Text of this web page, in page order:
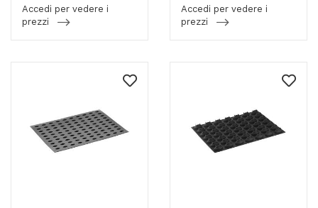
Accedi per vedere i
prezzi
Accedi per vedere i
prezzi